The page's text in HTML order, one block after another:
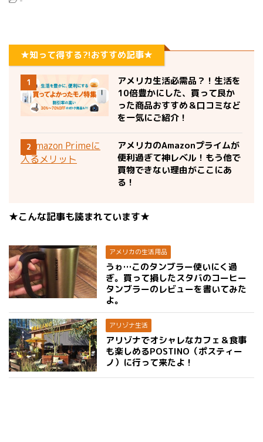
★知って得する?!おすすめ記事★
1
アメリカ生活必需品？！生活を
10倍豊かにした、買って良か
った商品おすすめ＆口コミなど
を一気にご紹介！
2
アメリカのAmazonプライムが
便利過ぎて神レベル！もう他で
買物できない理由がここにあ
る！
★こんな記事も読まれています★
アメリカの生活用品
うゎ…このタンブラー使いにく過
ぎ。買って損したスタバのコーヒー
タンブラーのレビューを書いてみた
よ。
アリゾナ生活
アリゾナでオシャレなカフェ＆食事
も楽しめるPOSTINO（ポスティー
ノ）に行って来たよ！